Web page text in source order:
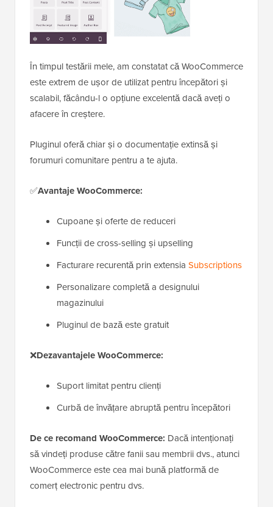
În timpul testării mele, am constatat că WooCommerce
este extrem de ușor de utilizat pentru începători și
scalabil, făcându-l o opțiune excelentă dacă aveți o
afacere în creștere.
Pluginul oferă chiar și o documentație extinsă și
forumuri comunitare pentru a te ajuta.
✅Avantaje WooCommerce:
Cupoane și oferte de reduceri
Funcții de cross-selling și upselling
Facturare recurentă prin extensia Subscriptions
Personalizare completă a designului
magazinului
Pluginul de bază este gratuit
❌Dezavantajele WooCommerce:
Suport limitat pentru clienți
Curbă de învățare abruptă pentru începători
De ce recomand WooCommerce: Dacă intenționați
să vindeți produse către fanii sau membrii dvs., atunci
WooCommerce este cea mai bună platformă de
comerț electronic pentru dvs.